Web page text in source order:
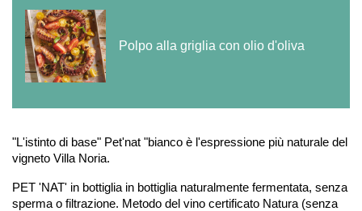
Polpo alla griglia con olio d'oliva
"L'istinto di base" Pet'nat "bianco è l'espressione più naturale del
vigneto Villa Noria.
PET 'NAT' in bottiglia in bottiglia naturalmente fermentata, senza
sperma o filtrazione. Metodo del vino certificato Natura (senza